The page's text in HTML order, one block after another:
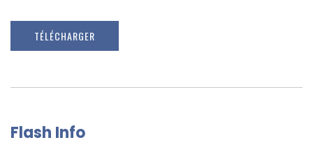
TÉLÉCHARGER
Flash Info